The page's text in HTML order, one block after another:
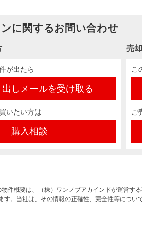
に関するお問い合わせ
が出たら
しメールを受け取る
いたい方は
購入相談
売
こ
ご
物件概要は、（株）ワンノブアカインドが運営す
す。当社は、その情報の正確性、完全性等につい